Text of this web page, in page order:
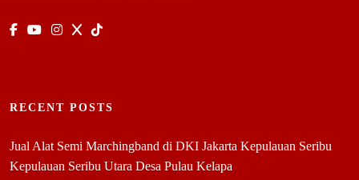
RECENT POSTS
Jual Alat Semi Marchingband di DKI Jakarta Kepulauan Seribu
Kepulauan Seribu Utara Desa Pulau Kelapa